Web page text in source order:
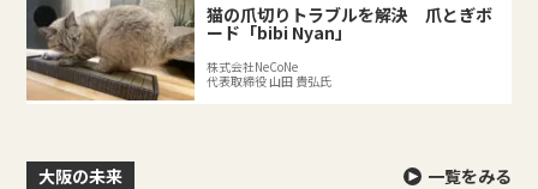
猫の爪切りトラブルを解決 爪とぎボ
ード「bibi Nyan」
株式会社NeCoNe
代表取締役 山田 貴弘氏
大阪の未来 一覧をみる